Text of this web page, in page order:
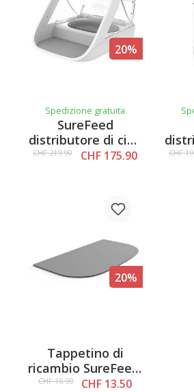
20%
Spedizione gratuita
SureFeed
distributore di cibo
con microchip
CHF 219.90 CHF 175.90 CHF
20%
Tappetino di
ricambio SureFeed,
grigio
CHF 16.90 CHF 13.50